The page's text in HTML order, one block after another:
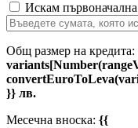
Искам
Общ размер на кредита:
}} лв.
Месечна вноска: {{